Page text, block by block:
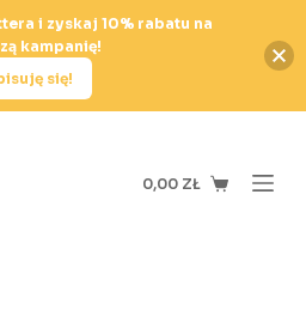
0,00 ZŁ
i zyskaj 10% rabatu na
kampanię!
się!